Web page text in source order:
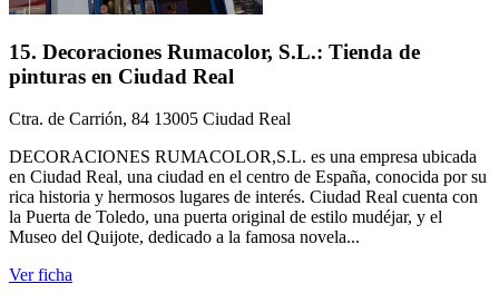
15. Decoraciones Rumacolor, S.L.: Tienda de
pinturas en Ciudad Real
Ctra. de Carrión, 84 13005 Ciudad Real
DECORACIONES RUMACOLOR,S.L. es una empresa ubicada
en Ciudad Real, una ciudad en el centro de España, conocida por su
rica historia y hermosos lugares de interés. Ciudad Real cuenta con
la Puerta de Toledo, una puerta original de estilo mudéjar, y el
Museo del Quijote, dedicado a la famosa novela...
Ver ficha